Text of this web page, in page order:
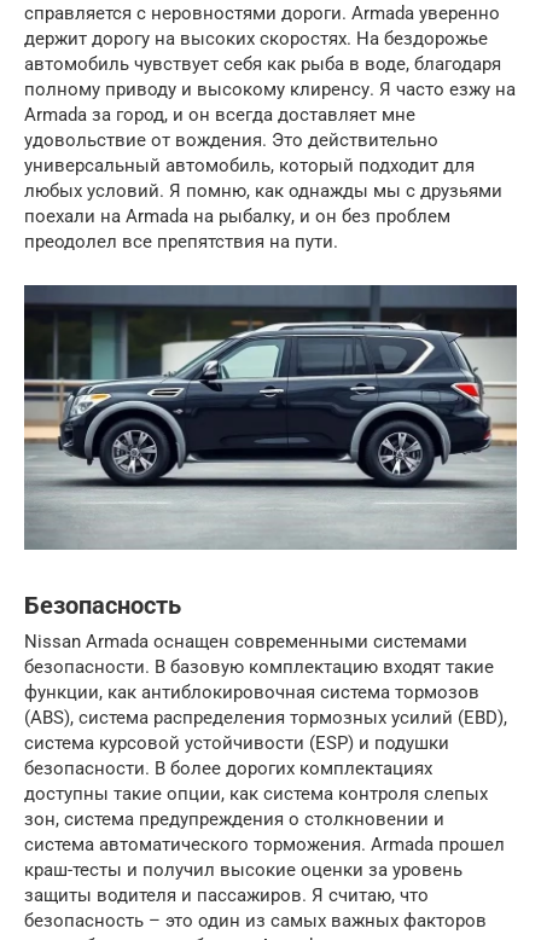
справляется с неровностями дороги. Armada уверенно
держит дорогу на высоких скоростях. На бездорожье
автомобиль чувствует себя как рыба в воде, благодаря
полному приводу и высокому клиренсу. Я часто езжу на
Armada за город, и он всегда доставляет мне
удовольствие от вождения. Это действительно
универсальный автомобиль, который подходит для
любых условий. Я помню, как однажды мы с друзьями
поехали на Armada на рыбалку, и он без проблем
преодолел все препятствия на пути.
Безопасность
Nissan Armada оснащен современными системами
безопасности. В базовую комплектацию входят такие
функции, как антиблокировочная система тормозов
(ABS), система распределения тормозных усилий (EBD),
система курсовой устойчивости (ESP) и подушки
безопасности. В более дорогих комплектациях
доступны такие опции, как система контроля слепых
зон, система предупреждения о столкновении и
система автоматического торможения. Armada прошел
краш-тесты и получил высокие оценки за уровень
защиты водителя и пассажиров. Я считаю, что
безопасность – это один из самых важных факторов